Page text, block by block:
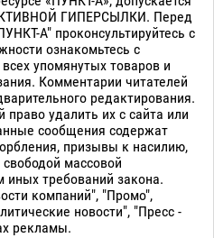
ГИПЕРСЫЛКИ. Перед
А" проконсультируйтесь с
ознакомьтесь с
упомянутых товаров и
Комментарии читателей
редактирования.
право удалить их с сайта или
сообщения содержат
призывы к насилию,
массовой
требований закона.
компаний", "Промо",
новости", "Пресс -
рекламы.